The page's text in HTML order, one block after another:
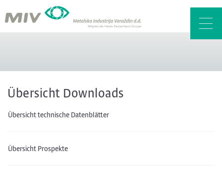
Übersicht Downloads
Übersicht technische Datenblätter
Übersicht Prospekte